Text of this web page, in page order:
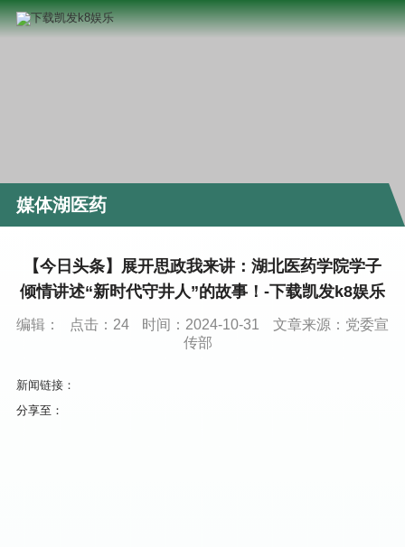
媒体湖医药
【今日头条】展开思政我来讲：湖北医药学院学子
倾情讲述“新时代守井人”的故事！-下载凯发k8娱乐
编辑： 点击： 24 时间：2024-10-31
文章来源：党委宣
传部
新闻链接：
分享至：